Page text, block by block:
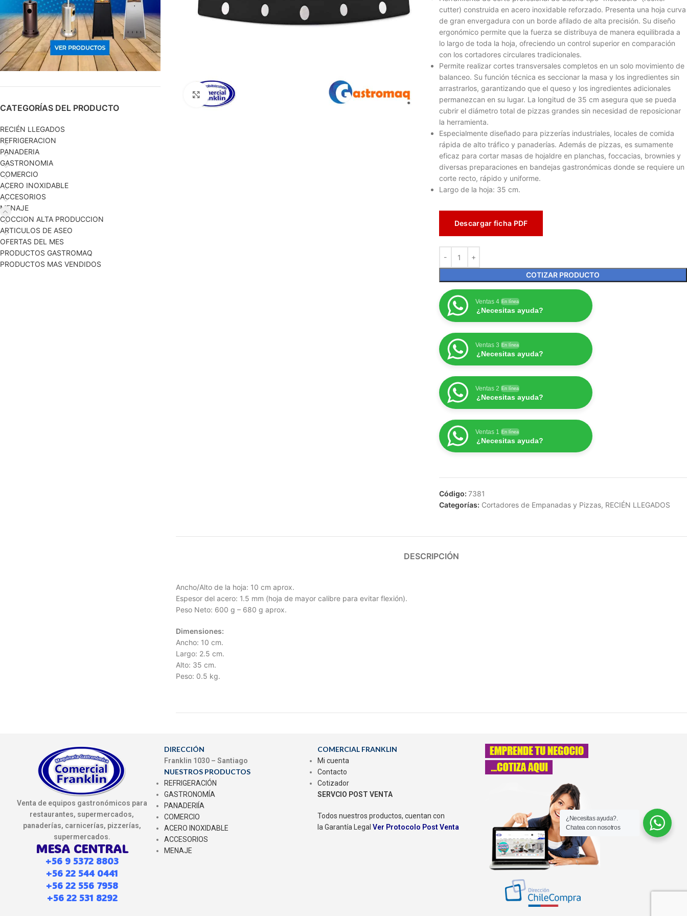
CATEGORÍAS DEL PRODUCTO
RECIÉN LLEGADOS
REFRIGERACION
PANADERIA
GASTRONOMIA
COMERCIO
ACERO INOXIDABLE
ACCESORIOS
MENAJE
COCCION ALTA PRODUCCION
ARTICULOS DE ASEO
OFERTAS DEL MES
PRODUCTOS GASTROMAQ
PRODUCTOS MAS VENDIDOS
Haga clic para ampliar
cutter) construida en acero inoxidable reforzado. Presenta una hoja curva
de gran envergadura con un borde afilado de alta precisión. Su diseño
ergonómico permite que la fuerza se distribuya de manera equilibrada a
lo largo de toda la hoja, ofreciendo un control superior en comparación
con los cortadores circulares tradicionales.
Permite realizar cortes transversales completos en un solo movimiento de
balanceo. Su función técnica es seccionar la masa y los ingredientes sin
arrastrarlos, garantizando que el queso y los ingredientes adicionales
permanezcan en su lugar. La longitud de 35 cm asegura que se pueda
cubrir el diámetro total de pizzas grandes sin necesidad de reposicionar
la herramienta.
Especialmente diseñado para pizzerías industriales, locales de comida
rápida de alto tráfico y panaderías. Además de pizzas, es sumamente
eficaz para cortar masas de hojaldre en planchas, foccacias, brownies y
diversas preparaciones en bandejas gastronómicas donde se requiere un
corte recto, rápido y uniforme.
Largo de la hoja: 35 cm.
Descargar ficha PDF
COTIZAR PRODUCTO
Ventas 4 En línea
¿Necesitas ayuda?
Ventas 3 En línea
¿Necesitas ayuda?
Ventas 2 En línea
¿Necesitas ayuda?
Ventas 1 En línea
¿Necesitas ayuda?
Código: 7381
Categorías: Cortadores de Empanadas y Pizzas, RECIÉN LLEGADOS
DESCRIPCIÓN
Ancho/Alto de la hoja: 10 cm aprox.
Espesor del acero: 1.5 mm (hoja de mayor calibre para evitar flexión).
Peso Neto: 600 g – 680 g aprox.
Dimensiones:
Ancho: 10 cm.
Largo: 2.5 cm.
Alto: 35 cm.
Peso: 0.5 kg.
Venta de equipos gastronómicos para
restaurantes, supermercados,
panaderías, carnicerías, pizzerías,
supermercados.
MESA CENTRAL
+56 9 5372 8803
+56 22 544 0441
+56 22 556 7958
+56 22 531 8292
DIRECCIÓN
Franklin 1030 – Santiago
NUESTROS PRODUCTOS
REFRIGERACIÓN
GASTRONOMÍA
PANADERIÍA
COMERCIO
ACERO INOXIDABLE
ACCESORIOS
MENAJE
COMERCIAL FRANKLIN
Mi cuenta
Contacto
Cotizador
SERVCIO POST VENTA
Todos nuestros productos, cuentan con
la Garantía Legal Ver Protocolo Post Venta
¿Necesitas ayuda?.
Chatea con nosotros